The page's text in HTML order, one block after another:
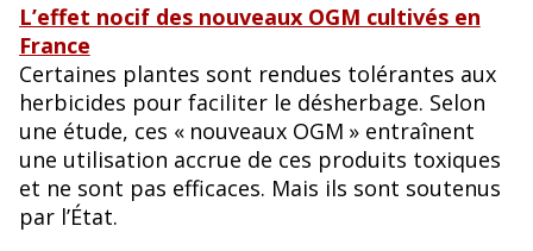
L’effet nocif des nouveaux OGM cultivés en
France
Certaines plantes sont rendues tolérantes aux
herbicides pour faciliter le désherbage. Selon
une étude, ces « nouveaux OGM » entraînent
une utilisation accrue de ces produits toxiques
et ne sont pas efficaces. Mais ils sont soutenus
par l’État.